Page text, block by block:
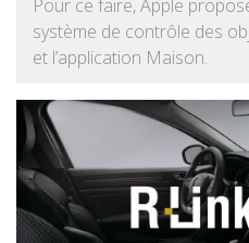
Pour ce faire, Apple
système de contrôle des
et l’application Maison.